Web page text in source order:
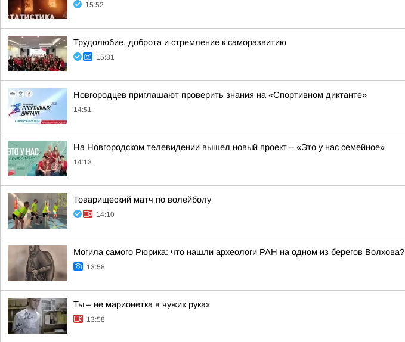
15:52
Трудолюбие, доброта и стремление к саморазвитию
15:31
Новгородцев приглашают проверить знания на «Спортивном диктанте»
14:51
На Новгородском телевидении вышел новый проект – «Это у нас семейное»
14:13
Товарищеский матч по волейболу
14:10
Могила самого Рюрика: что нашли археологи РАН на одном из берегов Волхова?
13:58
Ты – не марионетка в чужих руках
13:58